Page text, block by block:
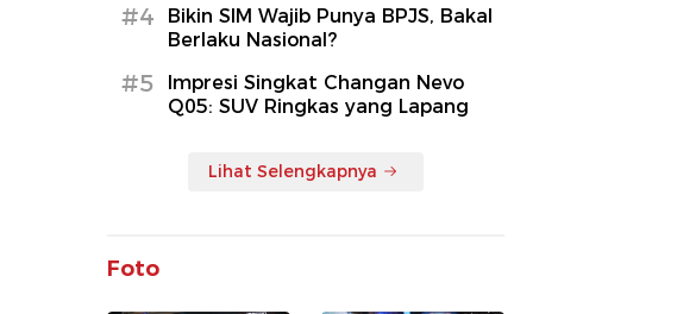
#4
Bikin SIM Wajib Punya BPJS, Bakal
Berlaku Nasional?
#5
Impresi Singkat Changan Nevo
Q05: SUV Ringkas yang Lapang
Lihat Selengkapnya
Foto